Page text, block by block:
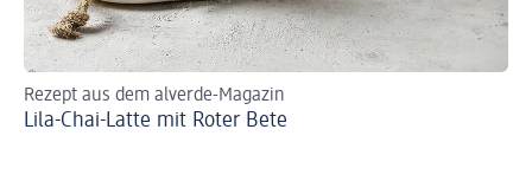
Rezept aus dem alverde-Magazin
Lila-Chai-Latte mit Roter Bete